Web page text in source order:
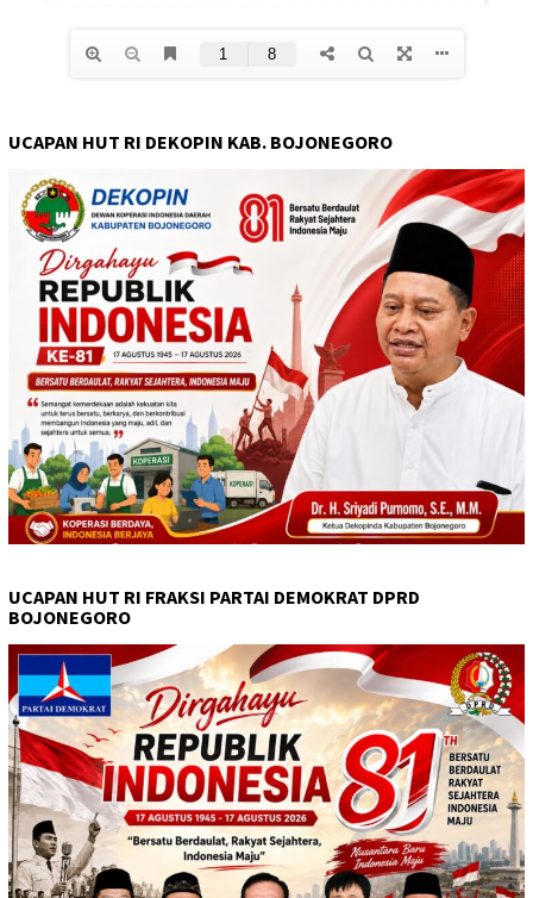
UCAPAN HUT RI DEKOPIN KAB. BOJONEGORO
UCAPAN HUT RI FRAKSI PARTAI DEMOKRAT DPRD
BOJONEGORO